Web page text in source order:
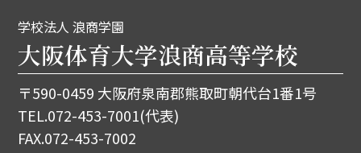
学校法人 浪商学園
大阪体育大学浪商高等学校
〒590-0459 大阪府泉南郡熊取町朝代台1番1号
TEL.072-453-7001(代表)
FAX.072-453-7002